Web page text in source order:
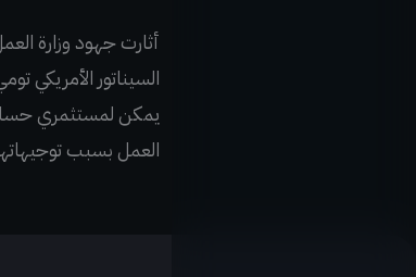
أثارت جهود وزارة
العمل بسبب